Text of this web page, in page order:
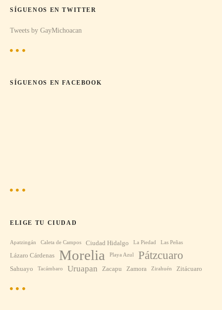
r
a
d
a
SÍGUENOS EN TWITTER
Tweets by GayMichoacan
SÍGUENOS EN FACEBOOK
ELIGE TU CIUDAD
Apatzingán Caleta de Campos Ciudad Hidalgo La Piedad Las Peñas
Lázaro Cárdenas Morelia Playa Azul Pátzcuaro
Sahuayo Tacámbaro Uruapan Zacapu Zamora Zirahuén Zitácuaro